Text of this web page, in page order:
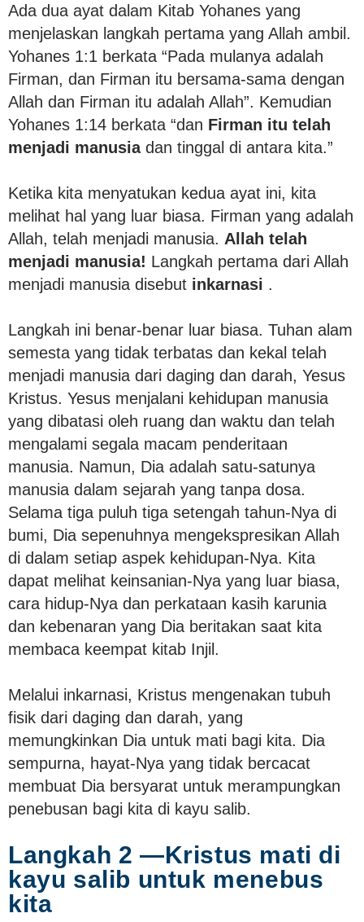
Ada dua ayat dalam Kitab Yohanes yang
menjelaskan langkah pertama yang Allah ambil.
Yohanes 1:1 berkata “Pada mulanya adalah
Firman, dan Firman itu bersama-sama dengan
Allah dan Firman itu adalah Allah”. Kemudian
Yohanes 1:14 berkata “dan Firman itu telah
menjadi manusia dan tinggal di antara kita.”
Ketika kita menyatukan kedua ayat ini, kita
melihat hal yang luar biasa. Firman yang adalah
Allah, telah menjadi manusia. Allah telah
menjadi manusia! Langkah pertama dari Allah
menjadi manusia disebut inkarnasi .
Langkah ini benar-benar luar biasa. Tuhan alam
semesta yang tidak terbatas dan kekal telah
menjadi manusia dari daging dan darah, Yesus
Kristus. Yesus menjalani kehidupan manusia
yang dibatasi oleh ruang dan waktu dan telah
mengalami segala macam penderitaan
manusia. Namun, Dia adalah satu-satunya
manusia dalam sejarah yang tanpa dosa.
Selama tiga puluh tiga setengah tahun-Nya di
bumi, Dia sepenuhnya mengekspresikan Allah
di dalam setiap aspek kehidupan-Nya. Kita
dapat melihat keinsanian-Nya yang luar biasa,
cara hidup-Nya dan perkataan kasih karunia
dan kebenaran yang Dia beritakan saat kita
membaca keempat kitab Injil.
Melalui inkarnasi, Kristus mengenakan tubuh
fisik dari daging dan darah, yang
memungkinkan Dia untuk mati bagi kita. Dia
sempurna, hayat-Nya yang tidak bercacat
membuat Dia bersyarat untuk merampungkan
penebusan bagi kita di kayu salib.
Langkah 2 —Kristus mati di
kayu salib untuk menebus
kita